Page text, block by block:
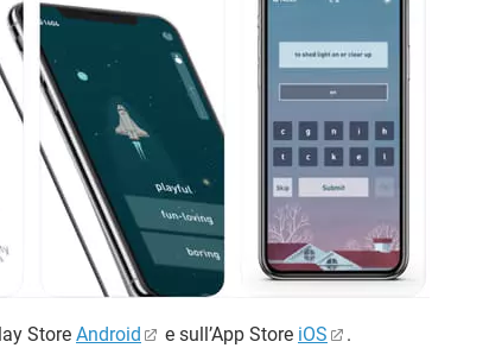
Store Android e sull’App Store iOS .